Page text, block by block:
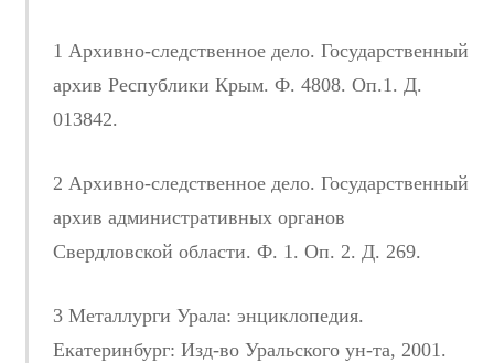
1 Архивно-следственное дело. Государственный
архив Республики Крым. Ф. 4808. Оп.1. Д.
013842.
2 Архивно-следственное дело. Государственный
архив административных органов
Свердловской области. Ф. 1. Оп. 2. Д. 269.
3 Металлурги Урала: энциклопедия.
Екатеринбург: Изд-во Уральского ун-та, 2001.